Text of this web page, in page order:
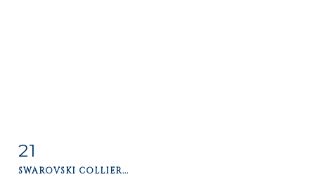
Item detail
21
SWAROVSKI COLLIER...